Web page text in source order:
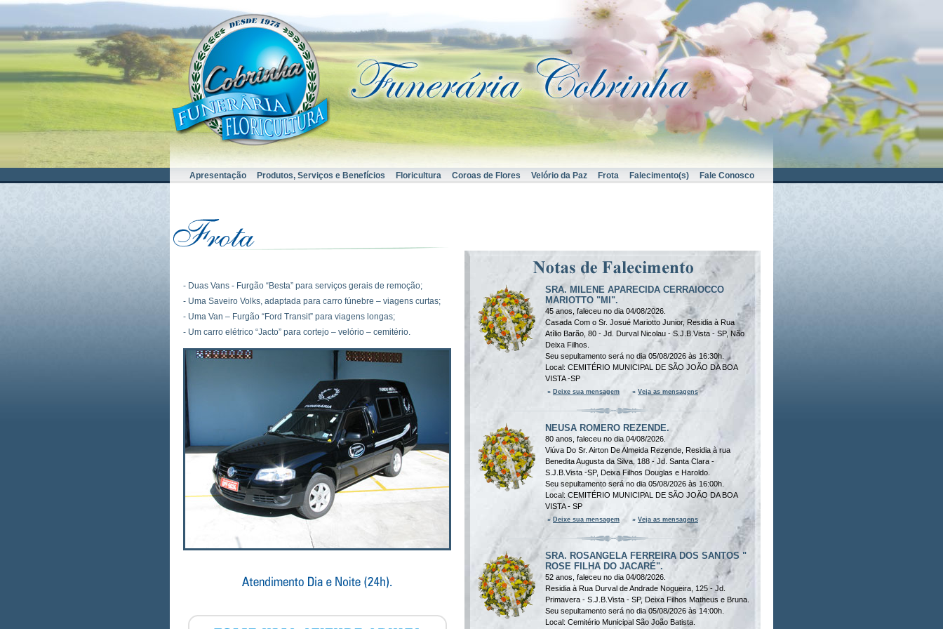
Apresentação Produtos, Serviços e Benefícios Floricultura Coroas de Flores Velório da Paz Frota Falecimento(s) Fale Conosco
- Duas Vans - Furgão “Besta” para serviços gerais de remoção;
- Uma Saveiro Volks, adaptada para carro fúnebre – viagens curtas;
- Uma Van – Furgão “Ford Transit” para viagens longas;
- Um carro elétrico “Jacto” para cortejo – velório – cemitério.
SRA. MILENE APARECIDA CERRAIOCCO
MARIOTTO "MI".
45 anos, faleceu no dia 04/08/2026.
Casada Com o Sr. Josué Mariotto Junior, Residia à Rua
Atílio Barão, 80 - Jd. Durval Nicolau - S.J.B.Vista - SP, Não
Deixa Filhos.
Seu sepultamento será no dia 05/08/2026 às 16:30h.
Local: CEMITÉRIO MUNICIPAL DE SÃO JOÃO DA BOA
VISTA -SP
» Deixe sua mensagem » Veja as mensagens
NEUSA ROMERO REZENDE.
80 anos, faleceu no dia 04/08/2026.
Viúva Do Sr. Airton De Almeida Rezende, Residia à rua
Benedita Augusta da Silva, 188 - Jd. Santa Clara -
S.J.B.Vista -SP, Deixa Filhos Douglas e Haroldo.
Seu sepultamento será no dia 05/08/2026 às 16:00h.
Local: CEMITÉRIO MUNICIPAL DE SÃO JOÃO DA BOA
VISTA - SP
» Deixe sua mensagem » Veja as mensagens
SRA. ROSANGELA FERREIRA DOS SANTOS "
ROSE FILHA DO JACARÉ".
52 anos, faleceu no dia 04/08/2026.
Residia à Rua Durval de Andrade Nogueira, 125 - Jd.
Primavera - S.J.B.Vista - SP, Deixa Filhos Matheus e Bruna.
Seu sepultamento será no dia 05/08/2026 às 14:00h.
Local: Cemitério Municipal São João Batista.